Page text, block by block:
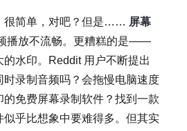
很简单，对吧？但是…… 屏幕
播放不流畅。更糟糕的是——
水印。Reddit 用户不断提出
时录制音频吗？会拖慢电脑速度
的免费屏幕录制软件？找到一款
似乎比想象中要难得多。但其实